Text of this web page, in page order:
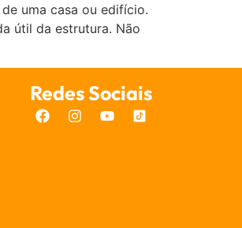
uma casa ou edifício.
útil da estrutura. Não
Redes Sociais